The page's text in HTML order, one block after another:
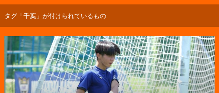
タグ「千葉」が付けられているもの